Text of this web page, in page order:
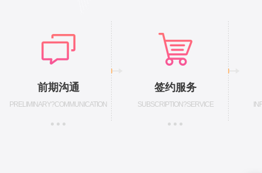
前期沟通
PRELIMINARY?COMMUNICATION
签约服务
SUBSCRIPTION?SERVICE